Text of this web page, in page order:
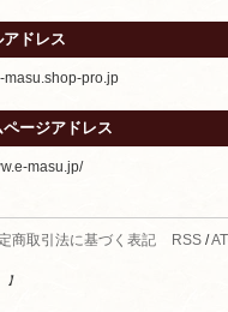
ドレス
masu.shop-pro.jp
ージアドレス
masu.jp/
商取引法に基づく表記 RSS/
】